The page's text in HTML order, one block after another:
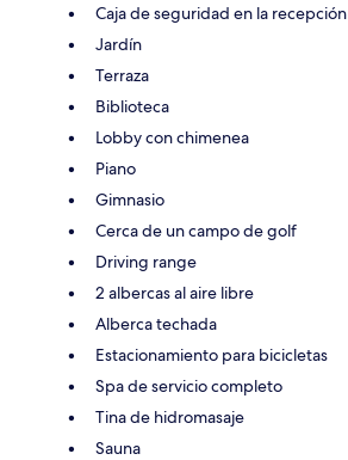
Caja de seguridad en la recepción
Jardín
Terraza
Biblioteca
Lobby con chimenea
Piano
Gimnasio
Cerca de un campo de golf
Driving range
2 albercas al aire libre
Alberca techada
Estacionamiento para bicicletas
Spa de servicio completo
Tina de hidromasaje
Sauna